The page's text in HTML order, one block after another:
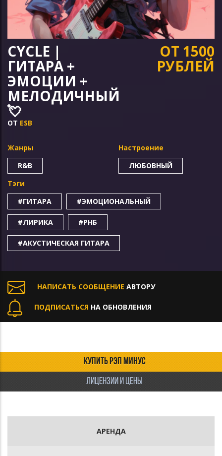
СYCLE |
ГИТАРА +
ЭМОЦИИ +
МЕЛОДИЧНЫЙ
💘
ОТ ESB
ОТ 1500
РУБЛЕЙ
Жанры
R&B
Настроение
ЛЮБОВНЫЙ
Тэги
#ГИТАРА
#ЭМОЦИОНАЛЬНЫЙ
#ЛИРИКА #РНБ
#АКУСТИЧЕСКАЯ ГИТАРА
НАПИСАТЬ СООБЩЕНИЕ АВТОРУ
ПОДПИСАТЬСЯ НА ОБНОВЛЕНИЯ
КУПИТЬ РЭП МИНУС
ЛИЦЕНЗИИ И ЦЕНЫ
АРЕНДА